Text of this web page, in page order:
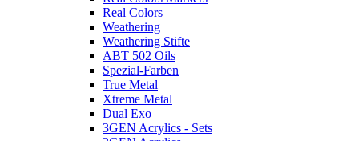
Real Colors
Weathering
Weathering Stifte
ABT 502 Oils
Spezial-Farben
True Metal
Xtreme Metal
Dual Exo
3GEN Acrylics - Sets